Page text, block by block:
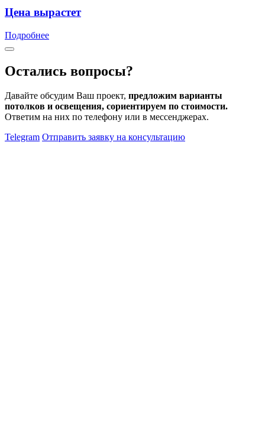
Цена вырастет
Подробнее
Остались вопросы?
Давайте обсудим Ваш проект, предложим варианты
потолков и освещения, сориентируем по стоимости.
Ответим на них по телефону или в мессенджерах.
Telegram Отправить заявку на консультацию